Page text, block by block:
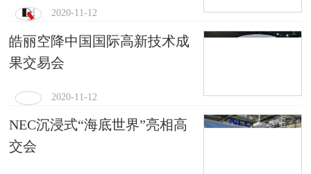
2020-11-12
皓丽空降中国国际高新技术成
果交易会
2020-11-12
NEC沉浸式“海底世界”亮相高
交会